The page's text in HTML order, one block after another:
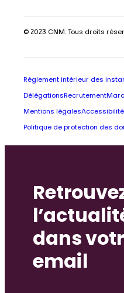
© 2023 CNM. Tous droits
Règlement intérieur des
Délégations Recrutement
Mentions légales
Politique de protection des
dans
email